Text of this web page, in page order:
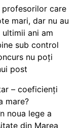
profesorilor care
mari, dar nu au
ani am
sub control
nu poți
post
– coeficienți
mare?
noua lege a
din Marea